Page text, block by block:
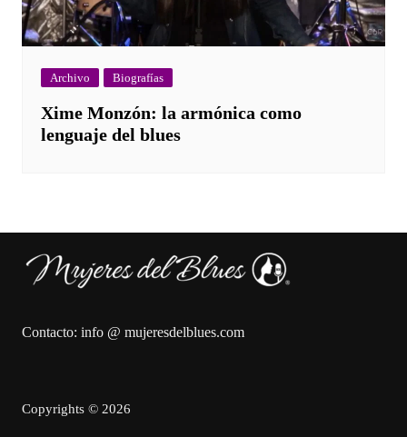
Archivo Biografías
Xime Monzón: la armónica como
lenguaje del blues
Contacto: info @ mujeresdelblues.com
Copyrights © 2026